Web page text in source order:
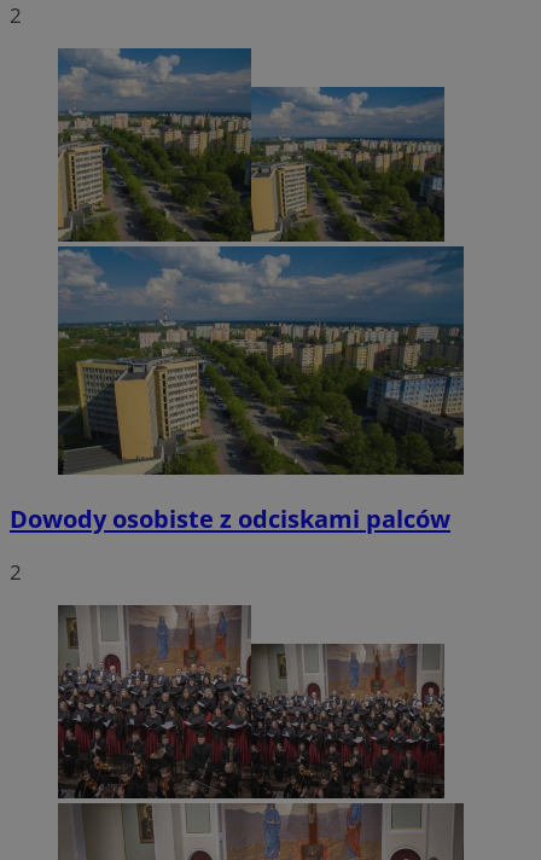
2
Dowody osobiste z odciskami palców
2